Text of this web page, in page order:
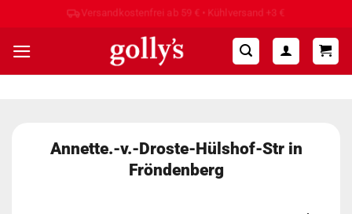
springen
Hohe Kundenzufriedenheit ⭐⭐⭐⭐⭐
Annette.-v.-Droste-Hülshof-Str in
Fröndenberg